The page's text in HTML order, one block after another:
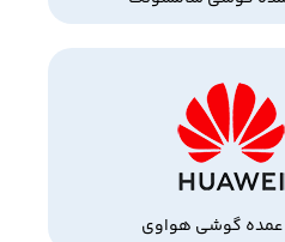
گوشی هواوی